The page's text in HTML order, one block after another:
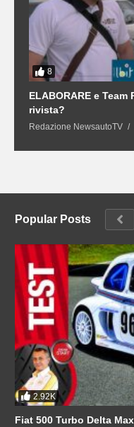
8
ELABORARE e
rivista?
Redazione NewsautoTV
Popular Posts
2.92K
Fiat 500 Turbo Delta